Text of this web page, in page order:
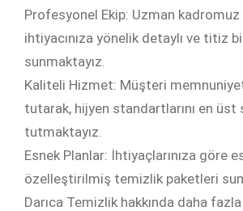
Profesyonel Ekip: Uzman
ihtiyacınıza yönelik detaylı ve titiz
sunmaktayız.
Kaliteli Hizmet: Müşteri
tutarak, hijyen standartlarını en üst
tutmaktayız.
Esnek Planlar: İhtiyaçlarınıza göre
özelleştirilmiş temizlik paketleri
Darıca Temizlik hakkında daha